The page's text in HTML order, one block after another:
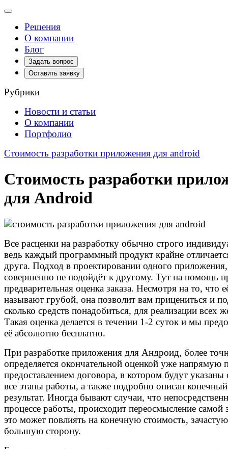
Toggle
navigationРешения
О компании
Блог
Задать вопрос
Оставить заявку
Рубрики
Новости и статьи
О компании
Портфолио
Стоимость разработки приложения для android
Стоимость разработки
для Android
Все расценки на разработку обычно строго
ведь каждый программный продукт крайне
друга. Подход в проектировании одного приложения,
совершенно не подойдёт к другому. Тут на помощь
предварительная оценка заказа. Несмотря на то, что
называют грубой, она позволит вам прицениться и
сколько средств понадобиться, для реализации всех
Такая оценка делается в течении 1-2 суток и мы
её абсолютно бесплатно.
При разработке приложения для Андроид, более
определяется окончательной оценкой уже напрямую
предоставлением договора, в котором будут указаны
все этапы работы, а также подробно описан конечный
результат. Иногда бывают случаи, что
процессе работы, происходит переосмысление самой
это может повлиять на конечную стоимость,
большую сторону.